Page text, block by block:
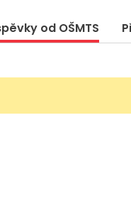
od OŠMTS